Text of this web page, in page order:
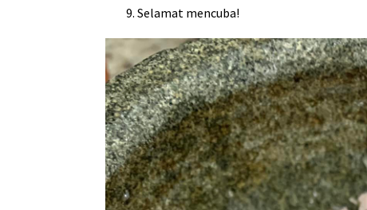
Selamat mencuba!